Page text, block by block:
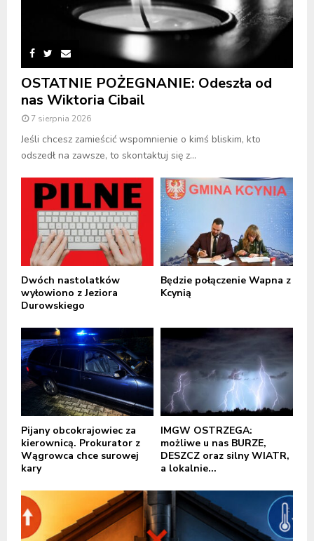
OSTATNIE POŻEGNANIE: Odeszła od
nas Wiktoria Cibail
7 sierpnia 2026
Jeśli chcesz zamieścić wspomnienie o kimś bliskim, kto
odszedł na zawsze, to skontaktuj się z...
Dwóch nastolatków
wyłowiono z Jeziora
Durowskiego
Będzie połączenie Wapna z
Kcynią
Pijany obcokrajowiec za
kierownicą. Prokurator z
Wągrowca chce surowej
kary
IMGW OSTRZEGA:
możliwe u nas BURZE,
DESZCZ oraz silny WIATR,
a lokalnie...